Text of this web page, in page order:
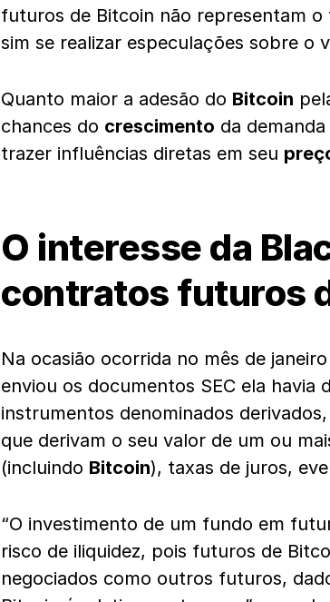
futuros de Bitcoin não representam
sim se realizar especulações sobre o
Quanto maior a adesão do Bitcoin
chances do crescimento da
trazer influências diretas em seu
O interesse da
contratos futuros
Na ocasião ocorrida no mês de
enviou os documentos SEC ela havia
instrumentos denominados
que derivam o seu valor de um ou
(incluindo Bitcoin), taxas de juros,
“O investimento de um fundo em
risco de iliquidez, pois futuros de
negociados como outros futuros,